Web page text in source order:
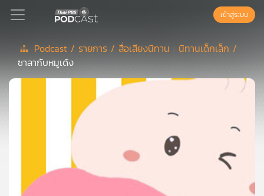
Podcast
เข้าสู่ระบบ
Podcast / รายการ /สื่อเสียงนิทาน : นิทานเด็กเล็ก /
ซาลากับหมูเด้ง